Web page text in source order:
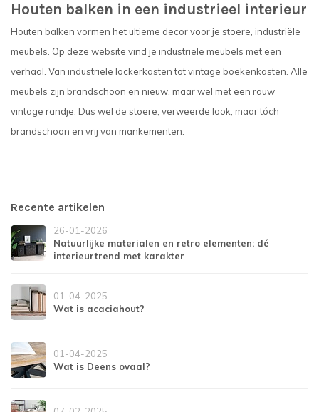
Houten balken in een industrieel interieur
Houten balken vormen het ultieme decor voor je stoere, industriële
meubels. Op deze website vind je industriële meubels met een
verhaal. Van industriële lockerkasten tot vintage boekenkasten. Alle
meubels zijn brandschoon en nieuw, maar wel met een rauw
vintage randje. Dus wel de stoere, verweerde look, maar tóch
brandschoon en vrij van mankementen.
Recente artikelen
26-01-2026
Natuurlijke materialen en retro elementen: dé
interieurtrend met karakter
01-04-2025
Wat is acaciahout?
01-04-2025
Wat is Deens ovaal?